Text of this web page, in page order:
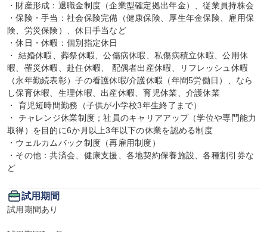
・財産形成：退職金制度（企業型確定拠出年金）、従業員持株会
・保険・手当：社会保険完備（健康保険、厚生年金保険、雇用保
険、労災保険）、休日手当など
・休日・休暇：個別指定休日
・ 結婚休暇、葬祭休暇、公傷病休暇、私傷病積立休暇、公用休
暇、罹災休暇、赴任休暇、 配偶者出産休暇、リフレッシュ休暇
（永年勤続表彰）子の看護休暇/介護休暇（年間5労働日）、なら
し保育休暇、生理休暇、出産休暇、育児休業、介護休業
・ 育児短時間勤務（子供が小学校3年生終了まで）
・ チャレンジ休業制度；社員のキャリアアップ（学位や専門能力
取得）を目的に6か月以上3年以下の休業を認める制度
・ウェルカムバック制度（再雇用制度）
・その他：共済会、健康支援、各地契約保養施設、各種割引券な
ど
試用期間
試用期間あり